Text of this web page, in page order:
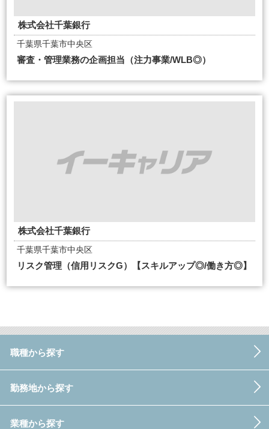
株式会社千葉銀行
千葉県千葉市中央区
審査・管理業務の企画担当（注力事業/WLB◎）
株式会社千葉銀行
千葉県千葉市中央区
リスク管理（信用リスクG）【スキルアップ◎/働き方◎】
職種から探す
勤務地から探す
業種から探す